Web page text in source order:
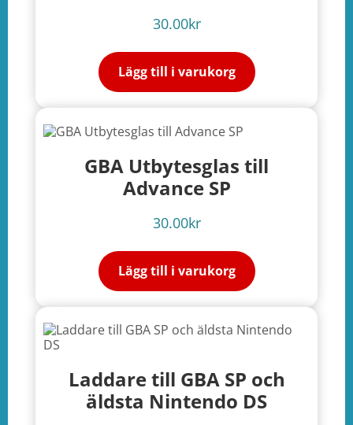
30.00kr
Lägg till i varukorg
GBA Utbytesglas till
Advance SP
30.00kr
Lägg till i varukorg
Laddare till GBA SP och
äldsta Nintendo DS